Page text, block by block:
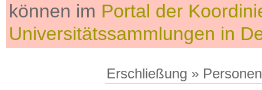
können im Portal der
Universitätssammlungen in
Erschließung » Personen